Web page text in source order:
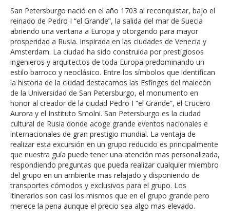
San Petersburgo nació en el año 1703 al reconquistar, bajo el
reinado de Pedro I “el Grande”, la salida del mar de Suecia
abriendo una ventana a Europa y otorgando para mayor
prosperidad a Rusia. Inspirada en las ciudades de Venecia y
Amsterdam. La ciudad ha sido construida por prestigiosos
ingenieros y arquitectos de toda Europa predominando un
estilo barroco y neoclásico. Entre los símbolos que identifican
la historia de la ciudad destacamos las Esfinges del malecón
de la Universidad de San Petersburgo, el monumento en
honor al creador de la ciudad Pedro I “el Grande”, el Crucero
Aurora y el Instituto Smolni. San Petersburgo es la ciudad
cultural de Rusia donde acoge grande eventos nacionales e
internacionales de gran prestigio mundial. La ventaja de
realizar esta excursión en un grupo reducido es principalmente
que nuestra guía puede tener una atención mas personalizada,
respondiendo preguntas que pueda realizar cualquier miembro
del grupo en un ambiente mas relajado y disponiendo de
transportes cómodos y exclusivos para el grupo. Los
itinerarios son casi los mismos que en el grupo grande pero
merece la pena aunque el precio sea algo mas elevado.